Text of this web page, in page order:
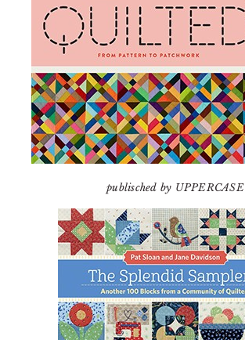
publisched by UPPERCASE